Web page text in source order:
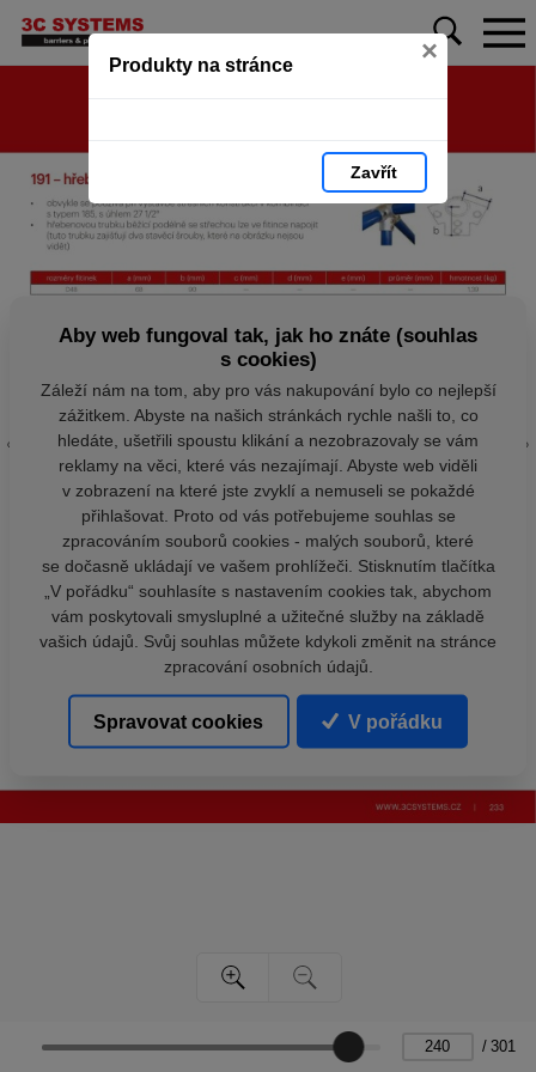
Produkty na stránce ×
Zavřít
/ 301
Aby web fungoval tak, jak ho znáte (souhlas
s cookies)
Záleží nám na tom, aby pro vás nakupování bylo co nejlepší
zážitkem. Abyste na našich stránkách rychle našli to, co
hledáte, ušetřili spoustu klikání a nezobrazovaly se vám
reklamy na věci, které vás nezajímají. Abyste web viděli
v zobrazení na které jste zvyklí a nemuseli se pokaždé
přihlašovat. Proto od vás potřebujeme souhlas se
zpracováním souborů cookies - malých souborů, které
se dočasně ukládají ve vašem prohlížeči. Stisknutím tlačítka
„V pořádku“ souhlasíte s nastavením cookies tak, abychom
vám poskytovali smysluplné a užitečné služby na základě
vašich údajů. Svůj souhlas můžete kdykoli změnit na stránce
zpracování osobních údajů.
Spravovat cookies V pořádku